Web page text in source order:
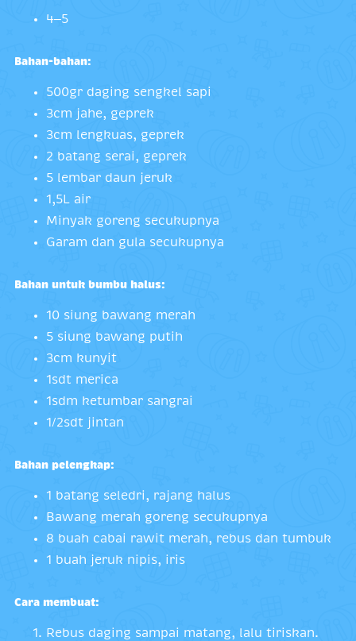
4–5
Bahan-bahan:
500gr daging sengkel sapi
3cm jahe, geprek
3cm lengkuas, geprek
2 batang serai, geprek
5 lembar daun jeruk
1,5L air
Minyak goreng secukupnya
Garam dan gula secukupnya
Bahan untuk bumbu halus:
10 siung bawang merah
5 siung bawang putih
3cm kunyit
1sdt merica
1sdm ketumbar sangrai
1/2sdt jintan
Bahan pelengkap:
1 batang seledri, rajang halus
Bawang merah goreng secukupnya
8 buah cabai rawit merah, rebus dan tumbuk
1 buah jeruk nipis, iris
Cara membuat:
Rebus daging sampai matang, lalu tiriskan.